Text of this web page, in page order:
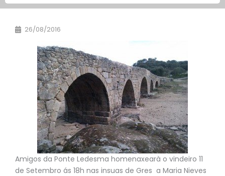
26/08/2016
Amigos da Ponte Ledesma homenaxearà o vindeiro 11
de Setembro ás 18h nas insuas de Gres a Maria Nieves